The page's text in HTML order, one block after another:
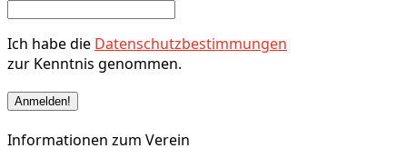
Ich habe die Datenschutzbestimmungen
zur Kenntnis genommen.
Informationen zum Verein